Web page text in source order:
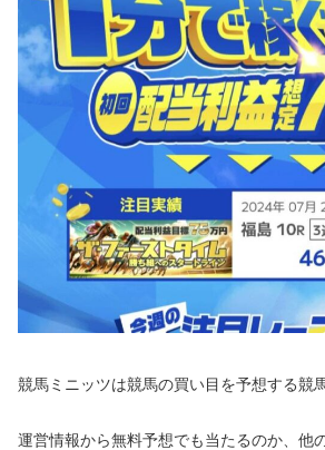
競馬ミニッツは競馬の買い目を予想する競
運営情報から無料予想でも当たるのか、他